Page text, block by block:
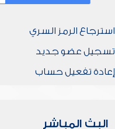
استرجاع الرمز السري
تسجيل عضو جديد
إعادة تفعيل حساب
البث المباشر